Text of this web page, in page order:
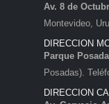
Av. 8 de
Montevideo,
DIRECCION
Parque
Posadas).
DIRECCION